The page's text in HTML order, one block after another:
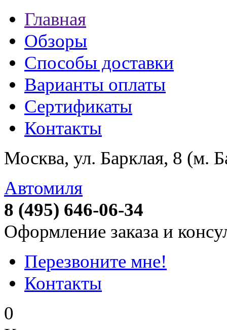
Главная
Обзоры
Способы доставки
Варианты оплаты
Сертификаты
Контакты
Москва, ул. Барклая, 8 (м.
Автомиля
8 (495) 646-06-34
Оформление заказа и
Перезвоните мне!
Контакты
0